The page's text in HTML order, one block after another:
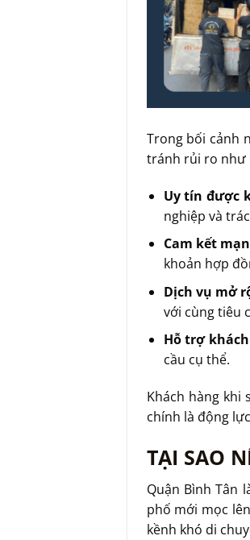
Trong bối cảnh
tránh rủi ro như
Uy tín được
nghiệp và
Cam kết
khoản hợp
Dịch vụ mở
với cùng tiêu
Hỗ trợ
cầu cụ thể.
Khách hàng khi
chính là động
TẠI SAO
Quận Bình Tân
phố mới mọc
kềnh khó di